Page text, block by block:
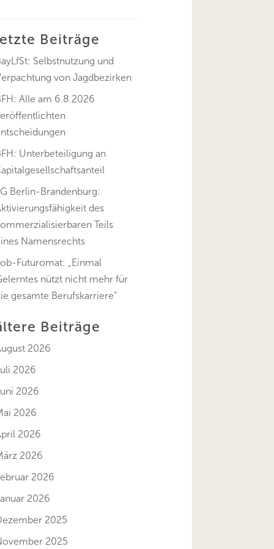
Beiträge
Selbstnutzung und
von Jagdbezirken
Alle am 6.8.2026
Unterbeteiligung an
Berlin-Brandenburg:
des
Teils
Namensrechts
Futuromat: „Einmal
nützt nicht mehr für
gesamte Berufskarriere“
Beiträge
2026
2026
2026
2026
2026
2026
2026
2026
2025
2025